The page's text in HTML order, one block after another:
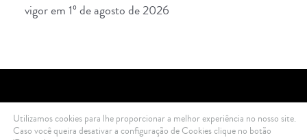
vigor em 1º de agosto de 2026
2021 Di Ciero Advogados © All rights reserved .Política de Privacidade
Utilizamos cookies para lhe proporcionar a melhor experiência no nosso site.
Caso você queira desativar a configuração de Cookies clique no botão